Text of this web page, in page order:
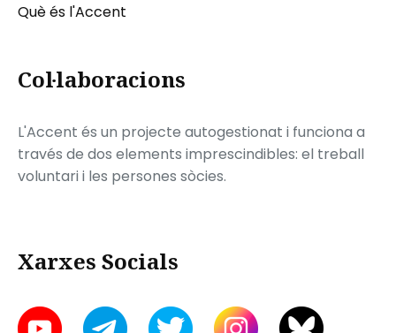
Què és l'Accent
Col·laboracions
L'Accent és un projecte autogestionat i funciona a
través de dos elements imprescindibles: el treball
voluntari i les persones sòcies.
Xarxes Socials